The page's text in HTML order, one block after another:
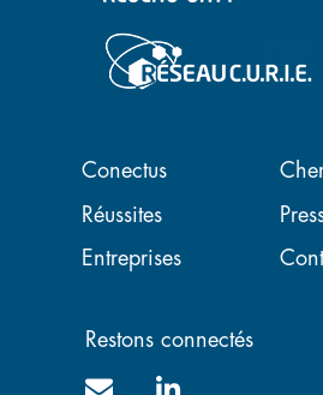
Navigation
Conectus
Réussites
Entreprises
Restons connectés